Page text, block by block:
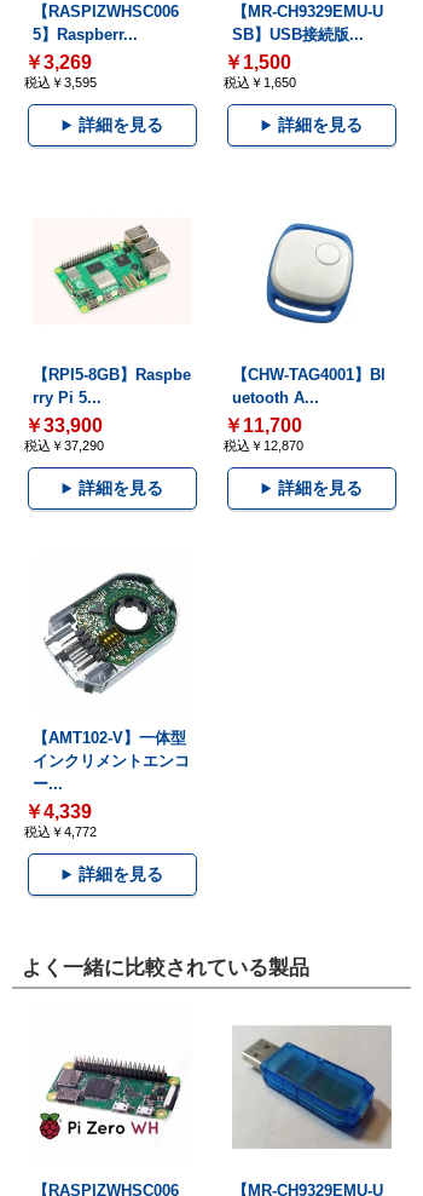
【RASPIZWHSC006
5】Raspberr...
￥3,269
税込￥3,595
詳細を見る
【MR-CH9329EMU-U
SB】USB接続版...
￥1,500
税込￥1,650
詳細を見る
【RPI5-8GB】Raspbe
rry Pi 5...
￥33,900
税込￥37,290
詳細を見る
【CHW-TAG4001】Bl
uetooth A...
￥11,700
税込￥12,870
詳細を見る
【AMT102-V】一体型
インクリメントエンコ
ー...
￥4,339
税込￥4,772
詳細を見る
よく一緒に比較されている製品
【RASPIZWHSC006 【MR-CH9329EMU-U